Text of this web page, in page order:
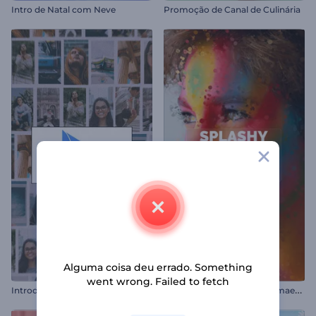
Intro de Natal com Neve Promoção de Canal de Culinária
I
ntrodução com Quadros Deslizantes S
lideshow de Partículas Esmaecentes
Alguma coisa deu errado. Something
went wrong. Failed to fetch